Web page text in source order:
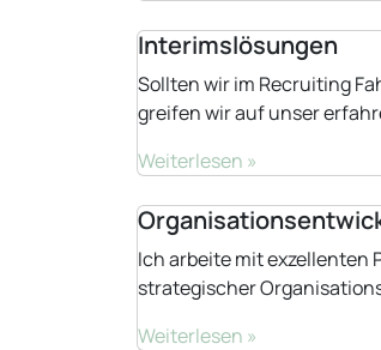
Interimslösungen
Sollten wir im Recruiting
greifen wir auf unser
Weiterlesen »
Ich arbeite mit exzellenten
strategischer
Weiterlesen »